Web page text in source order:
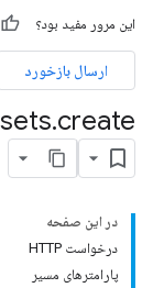
این مرور مفید بود؟
ارسال بازخورد
.create
در این صفحه
درخواست HTTP
پارامترهای مسیر